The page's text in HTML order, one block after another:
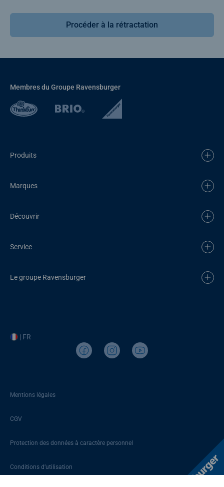
Procéder à la rétractation
Membres du Groupe Ravensburger
Produits
Marques
Découvrir
Service
Le groupe Ravensburger
| FR
Mentions légales
CGV
Protection des données à caractère personnel
Conditions d’utilisation